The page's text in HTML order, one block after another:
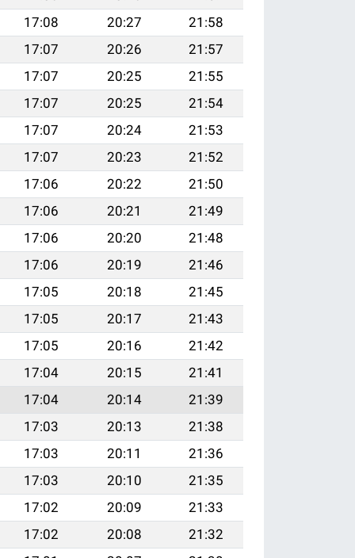
17:08
20:27
21:58
17:07
20:26
21:57
17:07
20:25
21:55
17:07
20:25
21:54
17:07
20:24
21:53
17:07
20:23
21:52
17:06
20:22
21:50
17:06
20:21
21:49
17:06
20:20
21:48
17:06
20:19
21:46
17:05
20:18
21:45
17:05
20:17
21:43
17:05
20:16
21:42
17:04
20:15
21:41
17:04
20:14
21:39
17:03
20:13
21:38
17:03
20:11
21:36
17:03
20:10
21:35
17:02
20:09
21:33
17:02
20:08
21:32